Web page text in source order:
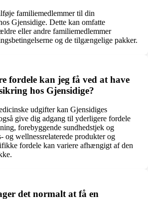
familiemedlemmer til din
Gjensidige. Dette kan omfatte
eller andre familiemedlemmer
og de tilgængelige pakker.
fordele kan jeg få ved at have
hos Gjensidige?
udgifter kan Gjensidiges
give dig adgang til yderligere fordele
forebyggende sundhedstjek og
og wellnessrelaterede produkter og
fordele kan variere afhængigt af den
det normalt at få en